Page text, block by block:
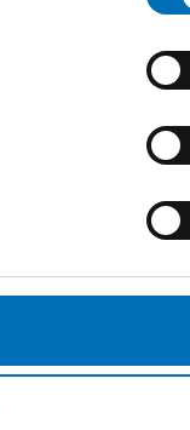
folk bliver ældre,